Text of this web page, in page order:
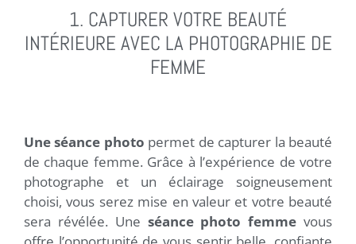
1. CAPTURER VOTRE BEAUTÉ
INTÉRIEURE AVEC LA PHOTOGRAPHIE DE
FEMME
Une séance photo permet de capturer la beauté
de chaque femme. Grâce à l’expérience de votre
photographe et un éclairage soigneusement
choisi, vous serez mise en valeur et votre beauté
sera révélée. Une séance photo femme vous